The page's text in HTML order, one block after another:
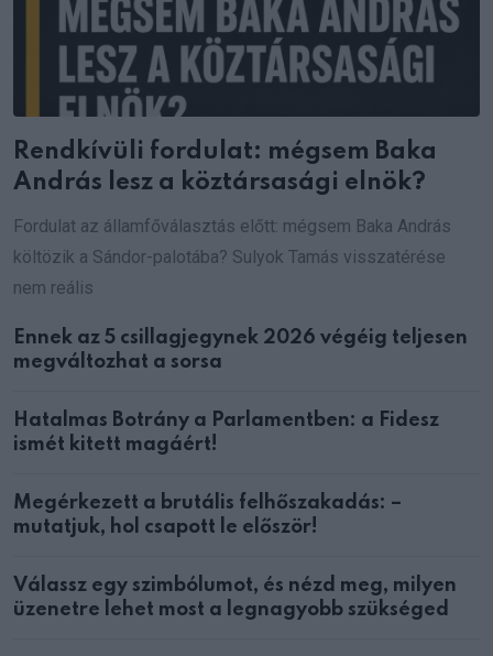
Rendkívüli fordulat: mégsem Baka
András lesz a köztársasági elnök?
Fordulat az államfőválasztás előtt: mégsem Baka András
költözik a Sándor-palotába? Sulyok Tamás visszatérése
nem reális
Ennek az 5 csillagjegynek 2026 végéig teljesen
megváltozhat a sorsa
Hatalmas Botrány a Parlamentben: a Fidesz
ismét kitett magáért!
Megérkezett a brutális felhőszakadás: –
mutatjuk, hol csapott le először!
Válassz egy szimbólumot, és nézd meg, milyen
üzenetre lehet most a legnagyobb szükséged